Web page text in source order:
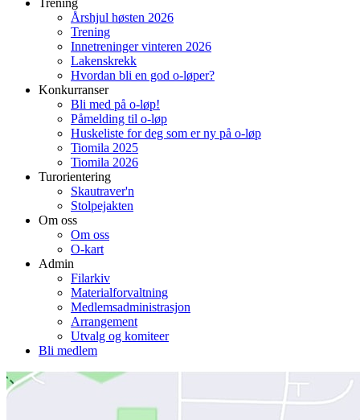
Årshjul høsten 2026
Trening
Innetreninger vinteren 2026
Lakenskrekk
Hvordan bli en god o-løper?
Konkurranser
Bli med på o-løp!
Påmelding til o-løp
Huskeliste for deg som er ny på o-løp
Tiomila 2025
Tiomila 2026
Turorientering
Skautraver'n
Stolpejakten
Om oss
Om oss
O-kart
Admin
Filarkiv
Materialforvaltning
Medlemsadministrasjon
Arrangement
Utvalg og komiteer
Bli medlem